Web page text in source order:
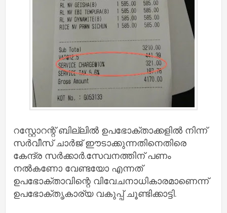
റസ്റ്റോറന്റ് ബില്ലില്‍ ഉപഭോക്താക്കളില്‍ നിന്ന്
സര്‍വീസ് ചാര്‍ജ് ഈടാക്കുന്നതിനെതിരെ
കേന്ദ്ര സര്‍ക്കാര്‍.സേവനത്തിന് പണം
നല്‍കണോ വേണ്ടയോ എന്നത്
ഉപഭോക്താവിന്റെ വിവേചനാധികാരമാണെന്ന്
ഉപഭോക്തൃകാര്യ വകുപ്പ് ചൂണ്ടിക്കാട്ടി.